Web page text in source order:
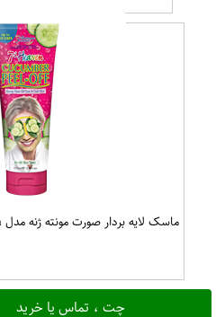
چت ، تماس یا خرید
ماسک لایه بردار صورت مونته ژنه مدل 7th Heaven حجم 175 میلی لیتر